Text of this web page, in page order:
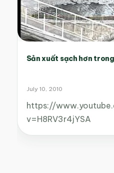
Sản xuất sạch hơn
July 10, 2010
https://
v=H8RV3r4jYSA